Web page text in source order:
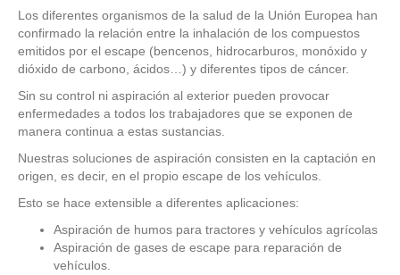
Los diferentes organismos de la salud de la Unión Europea han
confirmado la relación entre la inhalación de los compuestos
emitidos por el escape (bencenos, hidrocarburos, monóxido y
dióxido de carbono, ácidos…) y diferentes tipos de cáncer.
Sin su control ni aspiración al exterior pueden provocar
enfermedades a todos los trabajadores que se exponen de
manera continua a estas sustancias.
Nuestras soluciones de aspiración consisten en la captación en
origen, es decir, en el propio escape de los vehículos.
Esto se hace extensible a diferentes aplicaciones:
Aspiración de humos para tractores y vehículos agrícolas
Aspiración de gases de escape para reparación de
vehículos.